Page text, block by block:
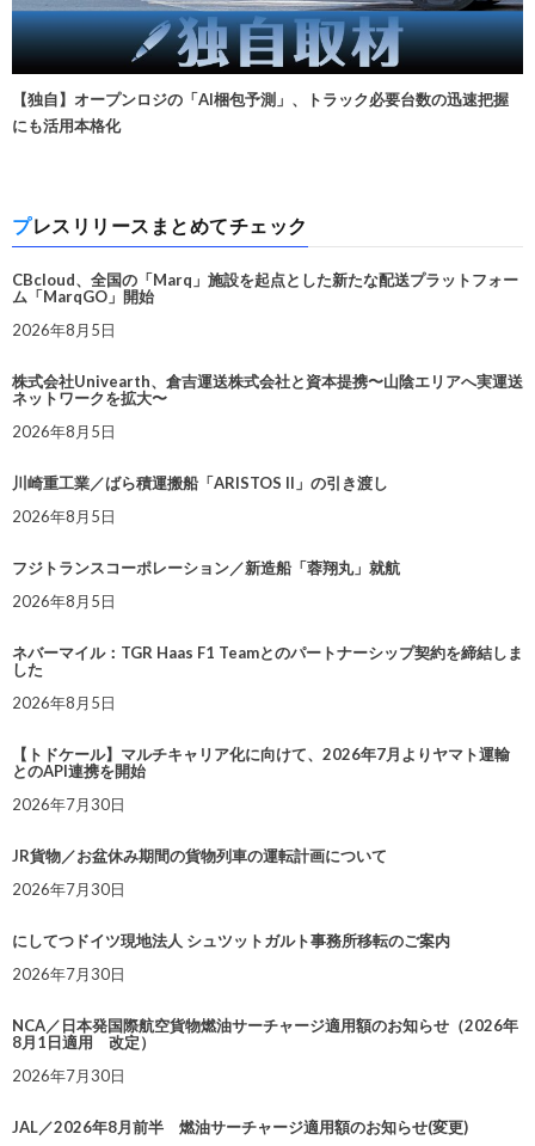
【独自】オープンロジの「AI梱包予測」、トラック必要台数の迅速把握
にも活用本格化
プレスリリースまとめてチェック
CBcloud、全国の「Marq」施設を起点とした新たな配送プラットフォー
ム「MarqGO」開始
2026年8月5日
株式会社Univearth、倉吉運送株式会社と資本提携〜山陰エリアへ実運送
ネットワークを拡大〜
2026年8月5日
川崎重工業／ばら積運搬船「ARISTOS II」の引き渡し
2026年8月5日
フジトランスコーポレーション／新造船「蓉翔丸」就航
2026年8月5日
ネバーマイル：TGR Haas F1 Teamとのパートナーシップ契約を締結しま
した
2026年8月5日
【トドケール】マルチキャリア化に向けて、2026年7月よりヤマト運輸
とのAPI連携を開始
2026年7月30日
JR貨物／お盆休み期間の貨物列車の運転計画について
2026年7月30日
にしてつドイツ現地法人 シュツットガルト事務所移転のご案内
2026年7月30日
NCA／日本発国際航空貨物燃油サーチャージ適用額のお知らせ（2026年
8月1日適用 改定）
2026年7月30日
JAL／2026年8月前半 燃油サーチャージ適用額のお知らせ(変更)